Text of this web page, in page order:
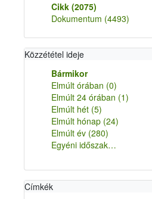
Cikk (2075)
Dokumentum (4493)
Közzététel ideje
Bármikor
Elmúlt órában (0)
Elmúlt 24 órában (1)
Elmúlt hét (5)
Elmúlt hónap (24)
Elmúlt év (280)
Egyéni időszak…
Címkék